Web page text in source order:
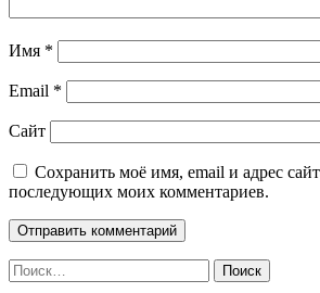
Имя *
Email *
Сайт
Сохранить моё имя, email и адрес
последующих моих комментариев.
Найти: